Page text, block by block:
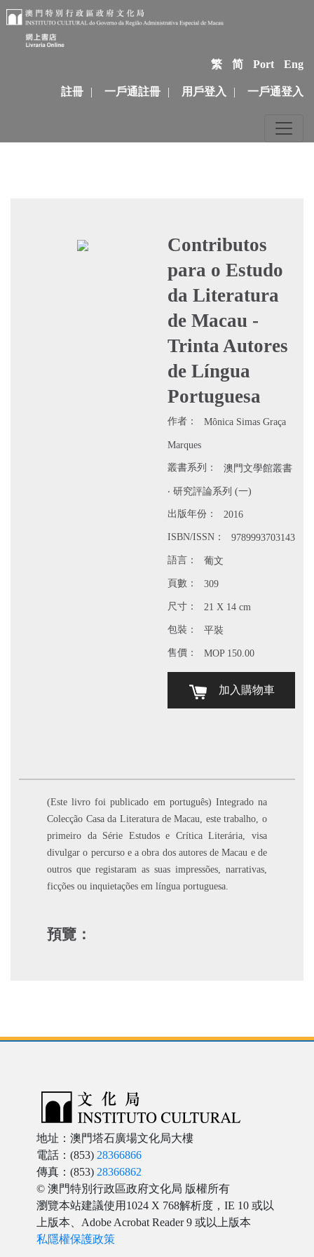
繁 简 Port Eng
註冊 | 一戶通註冊 | 用戶登入 | 一戶通登入
Contributos
para o Estudo
da Literatura
de Macau -
Trinta Autores
de Língua
Portuguesa
作者： Mônica Simas Graça
Marques
叢書系列： 澳門文學館叢書
‧ 研究評論系列 (一)
出版年份： 2016
ISBN/ISSN： 9789993703143
語言： 葡文
頁數： 309
尺寸： 21 X 14 cm
包裝： 平裝
售價： MOP 150.00
加入購物車
(Este livro foi publicado em português) Integrado na
Colecção Casa da Literatura de Macau, este trabalho, o
primeiro da Série Estudos e Crítica Literária, visa
divulgar o percurso e a obra dos autores de Macau e de
outros que registaram as suas impressões, narrativas,
ficções ou inquietações em língua portuguesa.
預覽：
地址：澳門塔石廣場文化局大樓
電話：(853) 28366866
傳真：(853) 28366862
© 澳門特別行政區政府文化局 版權所有
瀏覽本站建議使用1024 X 768解析度，IE 10 或以
上版本、Adobe Acrobat Reader 9 或以上版本
私隱權保護政策